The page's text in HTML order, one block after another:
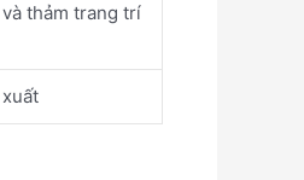
thảm trang trí